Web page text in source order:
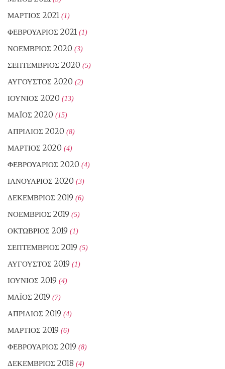
ΜΆΡΤΙΟΣ 2021 (1)
ΦΕΒΡΟΥΆΡΙΟΣ 2021 (1)
ΝΟΈΜΒΡΙΟΣ 2020 (3)
ΣΕΠΤΈΜΒΡΙΟΣ 2020 (5)
ΑΎΓΟΥΣΤΟΣ 2020 (2)
ΙΟΎΝΙΟΣ 2020 (13)
ΜΆΙΟΣ 2020 (15)
ΑΠΡΊΛΙΟΣ 2020 (8)
ΜΆΡΤΙΟΣ 2020 (4)
ΦΕΒΡΟΥΆΡΙΟΣ 2020 (4)
ΙΑΝΟΥΆΡΙΟΣ 2020 (3)
ΔΕΚΈΜΒΡΙΟΣ 2019 (6)
ΝΟΈΜΒΡΙΟΣ 2019 (5)
ΟΚΤΏΒΡΙΟΣ 2019 (1)
ΣΕΠΤΈΜΒΡΙΟΣ 2019 (5)
ΑΎΓΟΥΣΤΟΣ 2019 (1)
ΙΟΎΝΙΟΣ 2019 (4)
ΜΆΙΟΣ 2019 (7)
ΑΠΡΊΛΙΟΣ 2019 (4)
ΜΆΡΤΙΟΣ 2019 (6)
ΦΕΒΡΟΥΆΡΙΟΣ 2019 (8)
ΔΕΚΈΜΒΡΙΟΣ 2018 (4)